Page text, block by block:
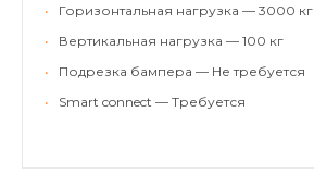
•
Горизонтальная нагрузка — 3000 кг
•
Вертикальная нагрузка — 100 кг
•
Подрезка бампера — Не требуется
•
Smart connect — Требуется